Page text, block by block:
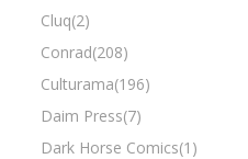
Cluq(2)
Conrad(208)
Culturama(196)
Daim Press(7)
Dark Horse Comics(1)